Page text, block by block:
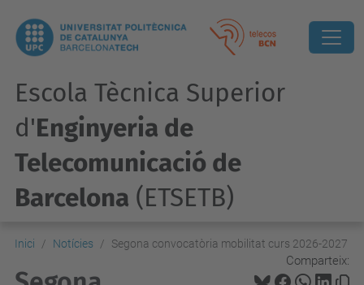
Escola Tècnica Superior
d'Enginyeria de
Telecomunicació de
Barcelona (ETSETB)
Inici Notícies Segona convocatòria mobilitat curs 2026-2027
Comparteix: